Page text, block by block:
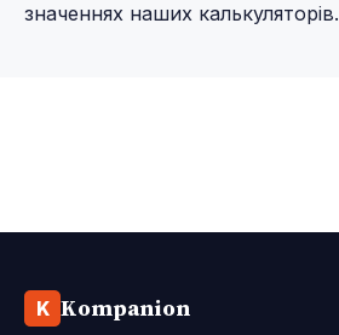
значеннях наших калькуляторів.
K Kompanion